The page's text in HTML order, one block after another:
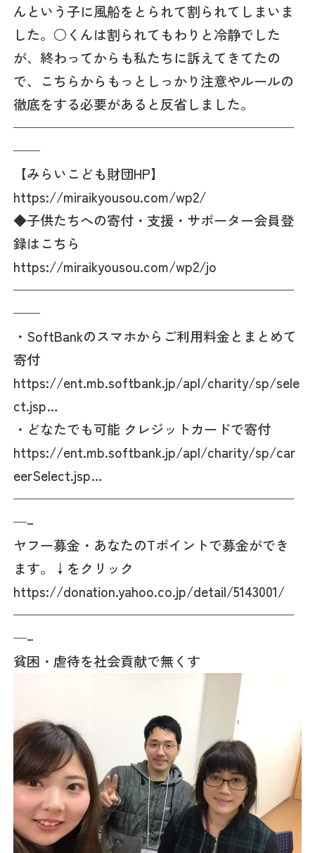
んという子に風船をとられて割られてしまいま
した。○くんは割られてもわりと冷静でした
が、終わってからも私たちに訴えてきてたの
で、こちらからもっとしっかり注意やルールの
徹底をする必要があると反省しました。
—————————————————————
——
【みらいこども財団HP】
https://miraikyousou.com/wp2/
◆子供たちへの寄付・支援・サポーター会員登
録はこちら
https://miraikyousou.com/wp2/jo
—————————————————————
——
・SoftBankのスマホからご利用料金とまとめて
寄付
https://ent.mb.softbank.jp/apl/charity/sp/sele
ct.jsp…
・どなたでも可能 クレジットカードで寄付
https://ent.mb.softbank.jp/apl/charity/sp/car
eerSelect.jsp…
—————————————————————
—–
ヤフー募金・あなたのTポイントで募金ができ
ます。↓をクリック
https://donation.yahoo.co.jp/detail/5143001/
—————————————————————
—–
貧困・虐待を社会貢献で無くす